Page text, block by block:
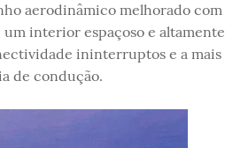
aerodinâmico melhorado com
interior espaçoso e altamente
ininterruptos e a mais
de condução.